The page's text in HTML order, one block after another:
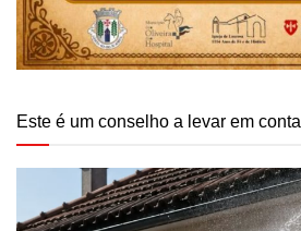
Este é um conselho a levar em conta